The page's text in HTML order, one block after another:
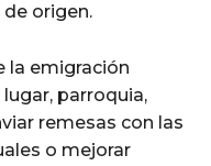
origen.
la emigración
parroquia,
remesas con las
o mejorar